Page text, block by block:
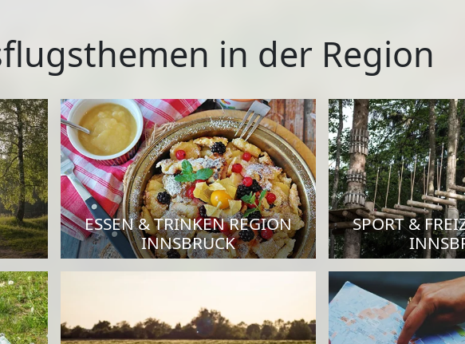
in der Region
ESSEN & TRINKEN REGION
INNSBRUCK
SPORT &